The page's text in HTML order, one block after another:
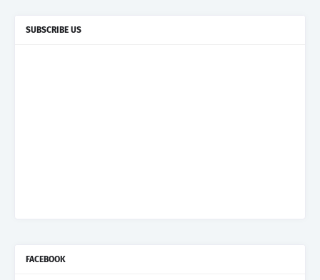
SUBSCRIBE US
FACEBOOK